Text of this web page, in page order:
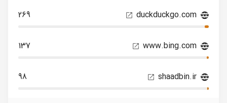
duckduckgo.com
269
www.bing.com
137
shaadbin.ir
98